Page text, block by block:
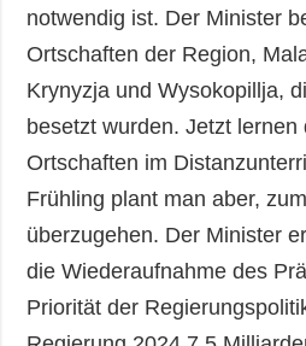
Video
notwendig ist. Der Minister
Ortschaften der Region,
Krynyzja und Wysokopillja,
besetzt wurden. Jetzt lernen
Ortschaften im
Frühling plant man aber,
überzugehen. Der Minister
die Wiederaufnahme des
Priorität der